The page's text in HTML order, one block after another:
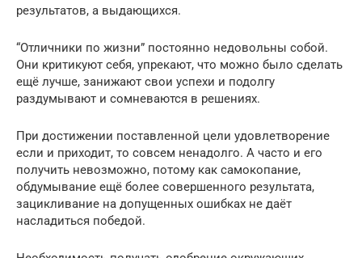
результатов, а выдающихся.
“Отличники по жизни” постоянно недовольны собой.
Они критикуют себя, упрекают, что можно было сделать
ещё лучше, занижают свои успехи и подолгу
раздумывают и сомневаются в решениях.
При достижении поставленной цели удовлетворение
если и приходит, то совсем ненадолго. А часто и его
получить невозможно, потому как самокопание,
обдумывание ещё более совершенного результата,
зацикливание на допущенных ошибках не даёт
насладиться победой.